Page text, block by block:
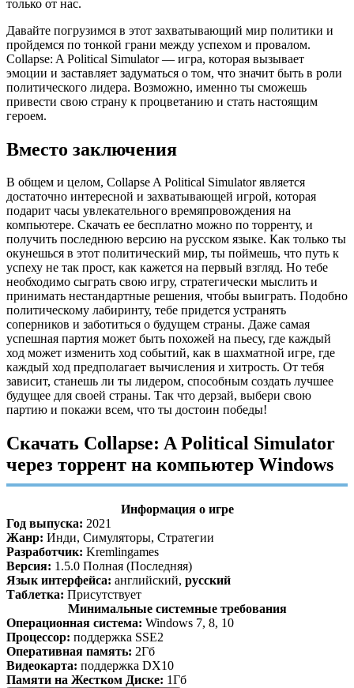
только от нас.
Давайте погрузимся в этот захватывающий мир политики и
пройдемся по тонкой грани между успехом и провалом.
Collapse: A Political Simulator — игра, которая вызывает
эмоции и заставляет задуматься о том, что значит быть в роли
политического лидера. Возможно, именно ты сможешь
привести свою страну к процветанию и стать настоящим
героем.
Вместо заключения
В общем и целом, Collapse A Political Simulator является
достаточно интересной и захватывающей игрой, которая
подарит часы увлекательного времяпровождения на
компьютере. Скачать ее бесплатно можно по торренту, и
получить последнюю версию на русском языке. Как только ты
окунешься в этот политический мир, ты поймешь, что путь к
успеху не так прост, как кажется на первый взгляд. Но тебе
необходимо сыграть свою игру, стратегически мыслить и
принимать нестандартные решения, чтобы выиграть. Подобно
политическому лабиринту, тебе придется устранять
соперников и заботиться о будущем страны. Даже самая
успешная партия может быть похожей на пьесу, где каждый
ход может изменить ход событий, как в шахматной игре, где
каждый ход предполагает вычисления и хитрость. От тебя
зависит, станешь ли ты лидером, способным создать лучшее
будущее для своей страны. Так что дерзай, выбери свою
партию и покажи всем, что ты достоин победы!
Скачать Collapse: A Political Simulator
через торрент на компьютер Windows
Информация о игре
Год выпуска: 2021
Жанр: Инди, Симуляторы, Стратегии
Разработчик: Kremlingames
Версия: 1.5.0 Полная (Последняя)
Язык интерфейса: английский, русский
Таблетка: Присутствует
Минимальные системные требования
Операционная система: Windows 7, 8, 10
Процессор: поддержка SSE2
Оперативная память: 2Гб
Видеокарта: поддержка DX10
Памяти на Жестком Диске: 1Гб